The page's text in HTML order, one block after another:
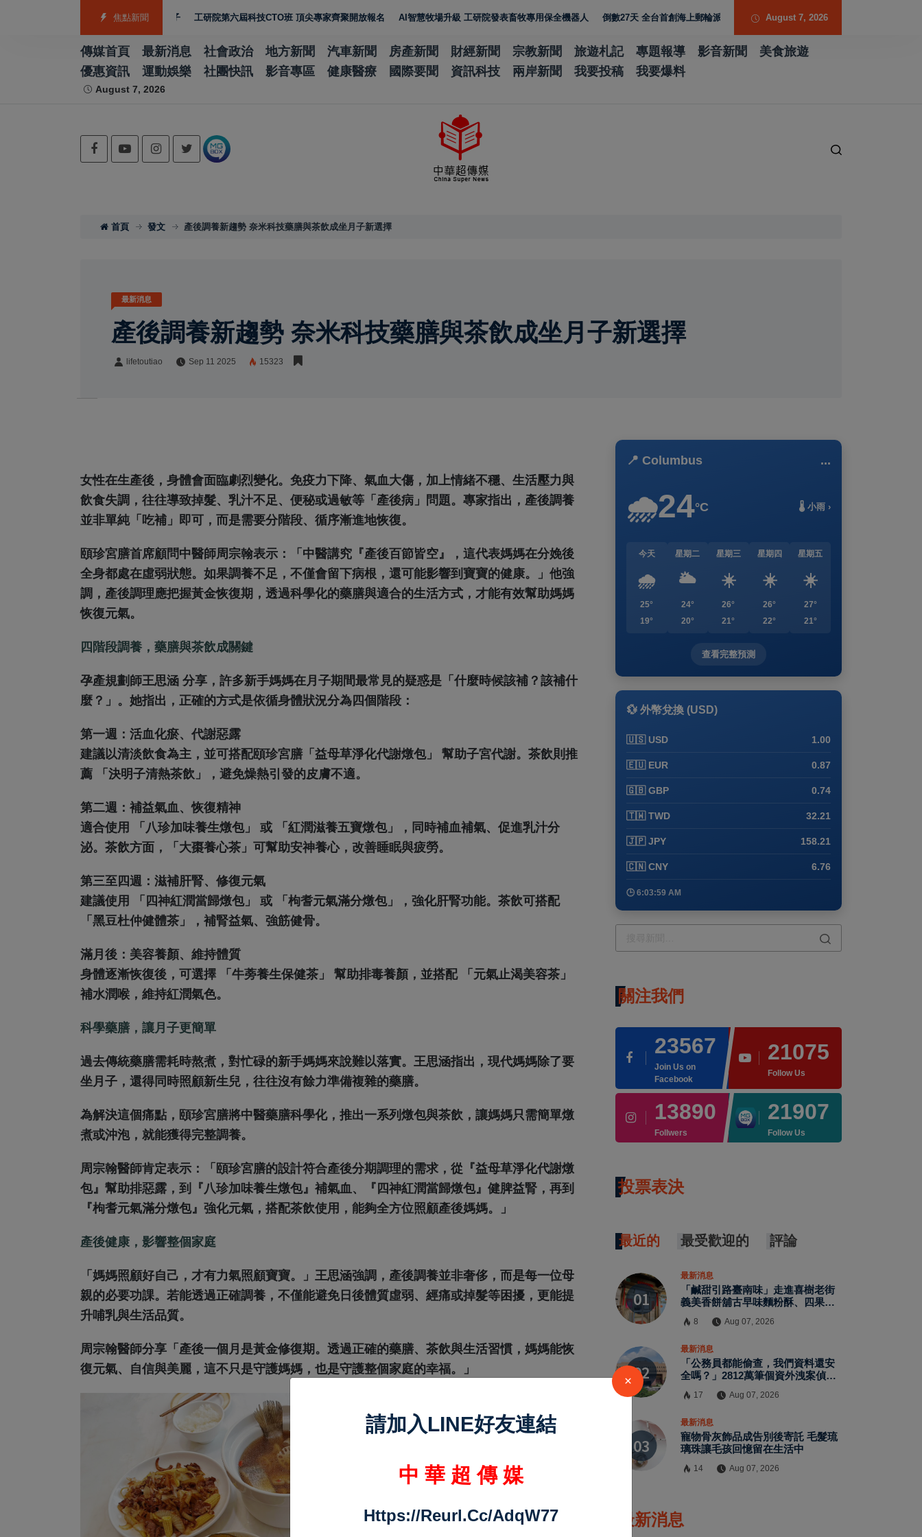
焦點新聞
早味麵粉酥、四果餅飄香一甲子 工研院第六屆科技CTO班 頂尖專家齊聚開放報名 AI智慧牧場升級 工研院發表畜牧專用保全機器人 倒數27天 全台首創海上郵輪派對最後報名 3天2夜沖繩狂歡吸引年輕族群搶登船
August 7, 2026
傳媒首頁 最新消息 社會政治 地方新聞 汽車新聞 房產新聞 財經新聞 宗教新聞 旅遊札記 專題報導 影音新聞
美食旅遊
優惠資訊
運動娛樂 社團快訊 影音專區 健康醫療 國際要聞 資訊科技 兩岸新聞 我要投稿 我要爆料
August 7, 2026
首頁 發文 產後調養新趨勢 奈米科技藥膳與茶飲成坐月子新選擇
最新消息
產後調養新趨勢 奈米科技藥膳與茶飲成坐月子新選擇
lifetoutiao Sep 11 2025 15323
女性在生產後，身體會面臨劇烈變化。免疫力下降、氣血大傷，加上情緒不穩、生活壓力與
飲食失調，往往導致掉髮、乳汁不足、便秘或過敏等「產後病」問題。專家指出，產後調養
並非單純「吃補」即可，而是需要分階段、循序漸進地恢復。
頤珍宮膳首席顧問中醫師周宗翰表示：「中醫講究『產後百節皆空』，這代表媽媽在分娩後
全身都處在虛弱狀態。如果調養不足，不僅會留下病根，還可能影響到寶寶的健康。」他強
調，產後調理應把握黃金恢復期，透過科學化的藥膳與適合的生活方式，才能有效幫助媽媽
恢復元氣。
四階段調養，藥膳與茶飲成關鍵
孕產規劃師王思涵 分享，許多新手媽媽在月子期間最常見的疑惑是「什麼時候該補？該補什
麼？」。她指出，正確的方式是依循身體狀況分為四個階段：
第一週：活血化瘀、代謝惡露
建議以清淡飲食為主，並可搭配頤珍宮膳「益母草淨化代謝燉包」 幫助子宮代謝。茶飲則推
薦 「決明子清熱茶飲」，避免燥熱引發的皮膚不適。
第二週：補益氣血、恢復精神
適合使用 「八珍加味養生燉包」 或 「紅潤滋養五寶燉包」，同時補血補氣、促進乳汁分
泌。茶飲方面，「大棗養心茶」可幫助安神養心，改善睡眠與疲勞。
第三至四週：滋補肝腎、修復元氣
建議使用 「四神紅潤當歸燉包」 或 「枸耆元氣滿分燉包」，強化肝腎功能。茶飲可搭配
「黑豆杜仲健體茶」，補腎益氣、強筋健骨。
滿月後：美容養顏、維持體質
身體逐漸恢復後，可選擇 「牛蒡養生保健茶」 幫助排毒養顏，並搭配 「元氣止渴美容茶」
補水潤喉，維持紅潤氣色。
科學藥膳，讓月子更簡單
過去傳統藥膳需耗時熬煮，對忙碌的新手媽媽來說難以落實。王思涵指出，現代媽媽除了要
坐月子，還得同時照顧新生兒，往往沒有餘力準備複雜的藥膳。
為解決這個痛點，頤珍宮膳將中醫藥膳科學化，推出一系列燉包與茶飲，讓媽媽只需簡單燉
煮或沖泡，就能獲得完整調養。
周宗翰醫師肯定表示：「頤珍宮膳的設計符合產後分期調理的需求，從『益母草淨化代謝燉
包』幫助排惡露，到『八珍加味養生燉包』補氣血、『四神紅潤當歸燉包』健脾益腎，再到
『枸耆元氣滿分燉包』強化元氣，搭配茶飲使用，能夠全方位照顧產後媽媽。」
產後健康，影響整個家庭
「媽媽照顧好自己，才有力氣照顧寶寶。」王思涵強調，產後調養並非奢侈，而是每一位母
親的必要功課。若能透過正確調養，不僅能避免日後體質虛弱、經痛或掉髮等困擾，更能提
升哺乳與生活品質。
周宗翰醫師分享「產後一個月是黃金修復期。透過正確的藥膳、茶飲與生活習慣，媽媽能恢
復元氣、自信與美麗，這不只是守護媽媽，也是守護整個家庭的幸福。」
📍 Columbus ...
🌧️24°C 🌡️ 小雨 ›
今天
🌧️
25°
19°
星期二
🌥️
24°
20°
星期三
☀️
26°
21°
星期四
☀️
26°
22°
星期五
☀️
27°
21°
查看完整預測
💱 外幣兌換 (USD)
🇺🇸 USD 1.00
🇪🇺 EUR 0.87
🇬🇧 GBP 0.74
🇹🇼 TWD 32.21
🇯🇵 JPY 158.21
🇨🇳 CNY 6.76
🕒 6:03:59 AM
關注我們
23567
Join Us on
Facebook
21075
Follow Us
13890
Follwers
21907
Follow Us
投票表決
最近的 最受歡迎的 評論
最新消息
「鹹甜引路臺南味」走進喜樹老街
義美香餅舖古早味麵粉酥、四果餅
8 Aug 07, 2026
最新消息
「公務員都能偷查，我們資料還安
全嗎？」2812萬筆個資外洩案偵
資訊漏洞曝光
17 Aug 07, 2026
最新消息
寵物骨灰飾品成告別後寄託 毛髮琉
璃珠讓毛孩回憶留在生活中
14 Aug 07, 2026
最新消息
×
請加入LINE好友連結
中 華 超 傳 媒
Https://reurl.cc/adqW77